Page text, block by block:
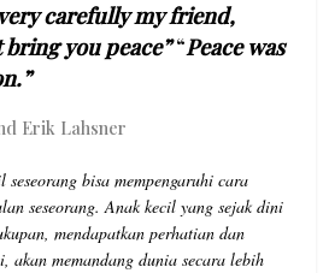
carefully my friend,
you peace”“Peace was
Erik Lahsner
bisa mempengaruhi cara
seseorang. Anak kecil yang sejak dini
mendapatkan perhatian dan
akan memandang dunia secara lebih